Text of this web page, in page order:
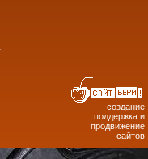
создание
поддержка и
продвижение
сайтов